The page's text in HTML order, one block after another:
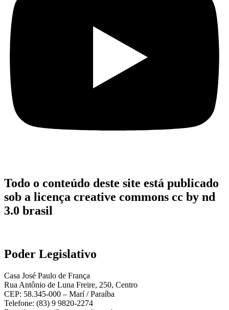
Todo o conteúdo deste site está publicado
sob a licença creative commons cc by nd
3.0 brasil
Poder Legislativo
Casa José Paulo de França
Rua Antônio de Luna Freire, 250, Centro
CEP: 58.345-000 – Marí / Paraíba
Telefone: (83) 9 9820-2274